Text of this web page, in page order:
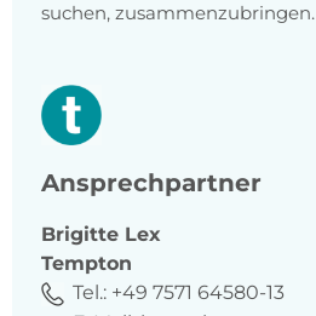
suchen, zusammenzubringen.
Ansprechpartner
Brigitte Lex
Tempton
Tel.: +49 7571 64580-13